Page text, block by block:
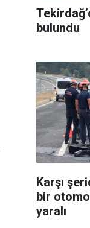
bulundu
Karşı
bir
yaralı